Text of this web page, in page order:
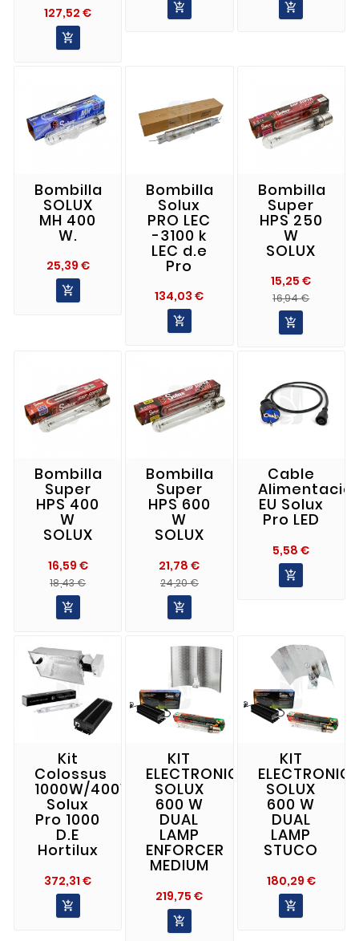
127,52 €Precio

 
Bombilla
SOLUX
MH 400
W.
25,39 €Precio

Bombilla
Solux
PRO LEC
-3100 k
LEC d.e
Pro
134,03 €Precio

Bombilla
Super
HPS 250
W
SOLUX
15,25 €
16,94 €

Bombilla
Super
HPS 400
W
SOLUX
16,59 €
18,43 €

Bombilla
Super
HPS 600
W
SOLUX
21,78 €
24,20 €

Cable
EU Solux
Pro LED
5,58 €Precio

Kit
Colossus
1000W/400V
Solux
Pro 1000
D.E
Hortilux
372,31 €Precio

KIT
ELECTRONICO
SOLUX
600 W
DUAL
LAMP
ENFORCER
MEDIUM
219,75 €Precio

KIT
SOLUX
600 W
DUAL
LAMP
STUCO
180,29 €Precio
